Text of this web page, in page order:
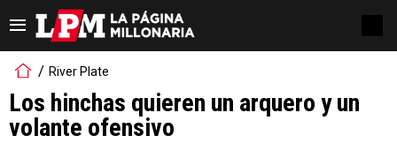
River Plate
Los hinchas quieren un arquero y un
volante ofensivo